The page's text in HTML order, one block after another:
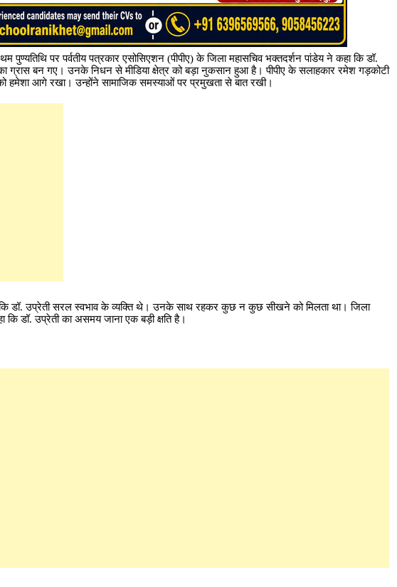
पुण्यतिथि पर पर्वतीय पत्रकार एसोसिएशन (पीपीए) के जिला महासचिव भक्तदर्शन पांडेय ने कहा कि डॉ.
ग्रास बन गए। उनके निधन से मीडिया क्षेत्र को बड़ा नुकसान हुआ है। पीपीए के सलाहकार रमेश गड़कोटी
को हमेशा आगे रखा। उन्होंने सामाजिक समस्याओं पर प्रमुखता से बात रखी।
कि डॉ. उप्रेती सरल स्वभाव के व्यक्ति थे। उनके साथ रहकर कुछ न कुछ सीखने को मिलता था। जिला
कि डॉ. उप्रेती का असमय जाना एक बड़ी क्षति है।